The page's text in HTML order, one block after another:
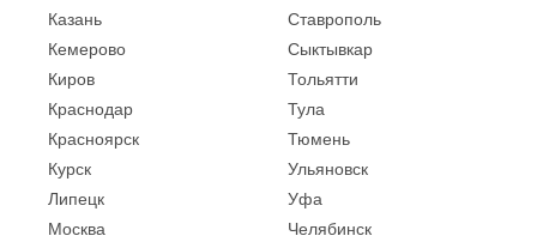
Казань
Кемерово
Киров
Краснодар
Красноярск
Курск
Липецк
Москва
Ставрополь
Сыктывкар
Тольятти
Тула
Тюмень
Ульяновск
Уфа
Челябинск